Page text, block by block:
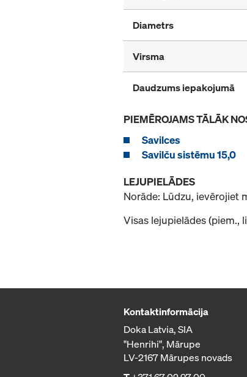
Diametrs
Virsma
Daudzums iepakojumā
PIEMĒROJAMS TĀLĀK
Savilces
Savilču sistēmu 15,0
LEJUPIELĀDES
Norāde: Lūdzu, ievērojiet
Visas lejupielādes (piem.,
Kontaktinformācija
Doka Latvia, SIA
"Henrihi", Mārupe
LV-2167 Mārupes novads